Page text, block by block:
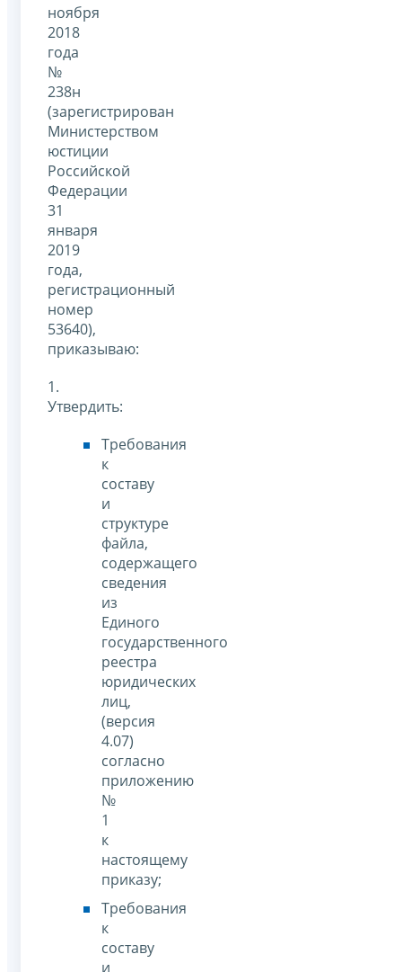
ноября
2018
года
№
238н
(зарегистрирован
Министерством
юстиции
Российской
Федерации
31
января
2019
года,
регистрационный
номер
53640),
приказываю:
1.
Утвердить:
Требования
к
составу
и
структуре
файла,
содержащего
сведения
из
Единого
государственного
реестра
юридических
лиц,
(версия
4.07)
согласно
приложению
№
1
к
настоящему
приказу;
Требования
к
составу
и